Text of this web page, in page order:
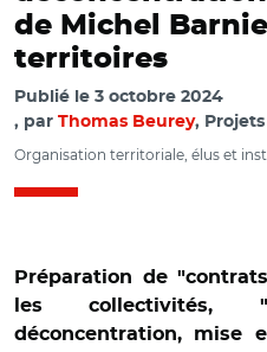
de Michel
territoires
Publié le 3 octobre 2024
par Thomas Beurey,
Organisation territoriale, élus et
Préparation de
les collectivités,
déconcentration, mise